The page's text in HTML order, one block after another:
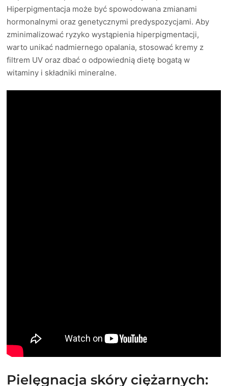
Hiperpigmentacja może być spowodowana zmianami
hormonalnymi oraz genetycznymi predyspozycjami. Aby
zminimalizować ryzyko wystąpienia hiperpigmentacji,
warto unikać nadmiernego opalania, stosować kremy z
filtrem UV oraz dbać o odpowiednią dietę bogatą w
witaminy i składniki mineralne.
Pielęgnacja skóry ciężarnych: